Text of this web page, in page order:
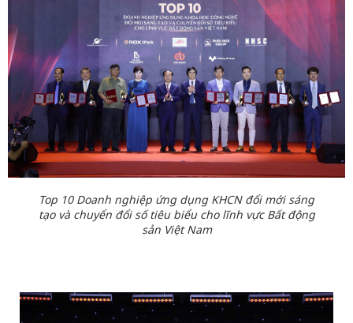
Top 10 Doanh nghiệp ứng dụng KHCN đổi mới sáng
tạo và chuyển đổi số tiêu biểu cho lĩnh vực Bất động
sản Việt Nam